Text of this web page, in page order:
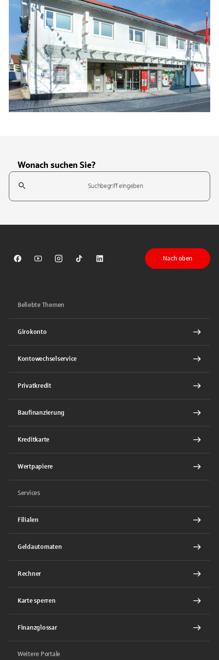
Wonach suchen Sie?
Suchfeld
Sparkasse auf Facebook
Sparkasse auf Youtube
Sparkasse auf Instagram
Sparkasse auf TikTok
Sparkasse auf LinkedIn
Nach oben
Beliebte Themen
Girokonto
Kontowechselservice
Privatkredit
Baufinanzierung
Kreditkarte
Wertpapiere
Services
Filialen
Geldautomaten
Rechner
Karte sperren
Finanzglossar
Weitere Portale